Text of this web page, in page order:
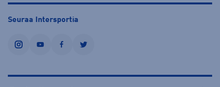
Seuraa Intersportia
instagramyoutubefacebooktwitter